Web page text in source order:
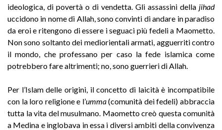
ideologica, di povertà o di vendetta. Gli assassini della jihad
uccidono in nome di Allah, sono convinti di andare in paradiso
da eroi e ritengono di essere i seguaci più fedeli a Maometto.
Non sono soltanto dei mediorientali armati, agguerriti contro
il mondo, che professano per caso la fede islamica come
potrebbero fare altrimenti; no, sono guerrieri di Allah.
Per l’Islam delle origini, il concetto di laicità è incompatibile
con la loro religione e l’umma(comunità dei fedeli) abbraccia
tutta la vita del musulmano. Maometto creò questa comunità
a Medina e inglobava in essa i diversi ambiti della convivenza